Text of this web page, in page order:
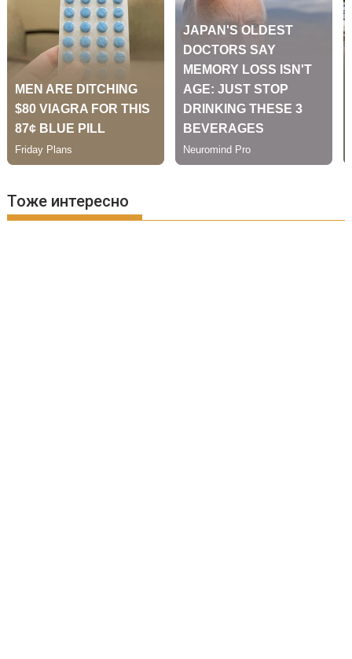
Тоже интересно